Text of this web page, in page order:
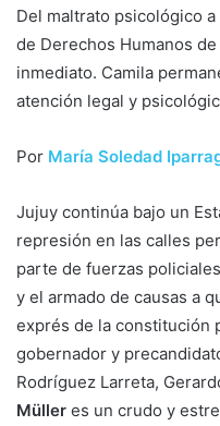
Del maltrato psicológico
de Derechos Humanos
inmediato. Camila
atención legal y
Por María Soledad
Jujuy continúa bajo un
represión en las calles
parte de fuerzas
y el armado de causas a
exprés de la constitución
gobernador y
Rodríguez Larreta,
Müller es un crudo y